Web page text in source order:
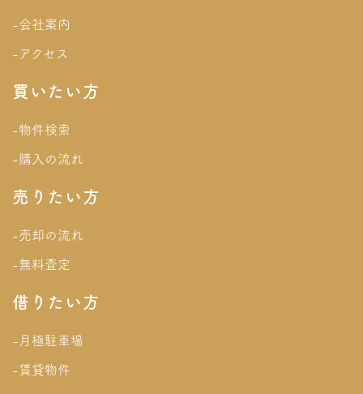
-会社案内
-アクセス
買いたい方
-物件検索
-購入の流れ
売りたい方
-売却の流れ
-無料査定
借りたい方
-月極駐車場
-賃貸物件